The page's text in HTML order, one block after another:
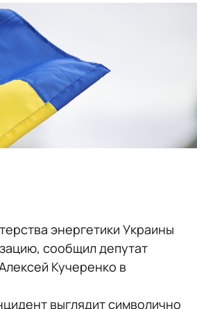
энергетики Украины
сообщил депутат
Кучеренко в
выглядит символично